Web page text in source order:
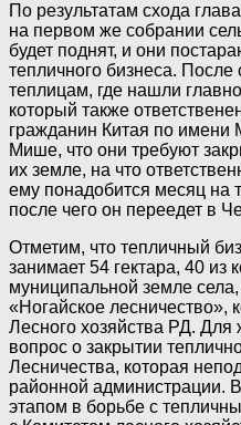
По результатам схода
на первом же собрании
будет поднят, и они
тепличного бизнеса.
теплицам, где нашли
который также
гражданин Китая по
Мише, что они требуют
их земле, на что
ему понадобится месяц на
после чего он переедет в
Отметим, что тепличный
занимает 54 гектара, 40 из
муниципальной земле
«Ногайское лесничество»,
Лесного хозяйства РД. Для
вопрос о закрытии
Лесничества, которая
районной администрации.
этапом в борьбе с